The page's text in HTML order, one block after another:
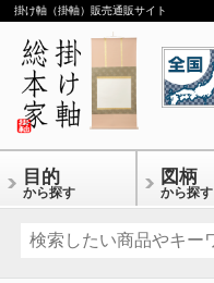
掛け軸（掛軸）販売通販サイト
目的
から探す
図柄
から探す